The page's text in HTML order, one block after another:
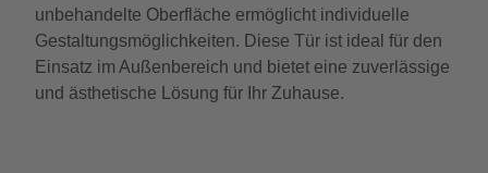
unbehandelte Oberfläche ermöglicht individuelle
Gestaltungsmöglichkeiten. Diese Tür ist ideal für den
Einsatz im Außenbereich und bietet eine zuverlässige
und ästhetische Lösung für Ihr Zuhause.